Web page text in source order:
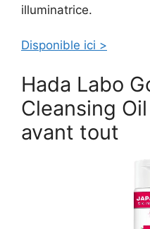
illuminatrice.
Disponible ici >
Hada Labo
Cleansing
avant tout